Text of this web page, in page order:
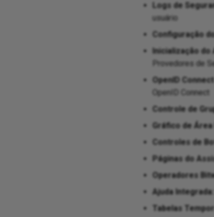
Logs de
usuário
Configuração
Inicialização do
Provedores de
OpenID Connect
OpenID Connect
Controle de
Gráfico de Área
Controles de
Páginas do
Operadores
Ajuda Integrada:
Tabelas